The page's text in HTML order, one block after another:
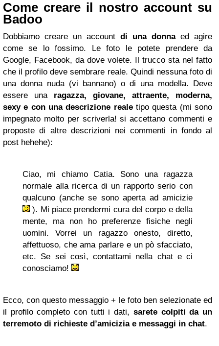
Come creare il nostro account su
Badoo
Dobbiamo creare un account di una donnaed agire
come se lo fossimo. Le foto le potete prendere da
Google, Facebook, da dove volete. Il trucco sta nel fatto
che il profilo deve sembrare reale. Quindi nessuna foto di
una donna nuda (vi bannano) o di una modella. Deve
essere una ragazza, giovane, attraente, moderna,
sexy e con una descrizione realetipo questa (mi sono
impegnato molto per scriverla! si accettano commenti e
proposte di altre descrizioni nei commenti in fondo al
post hehehe):
Ciao, mi chiamo Catia. Sono una ragazza
normale alla ricerca di un rapporto serio con
qualcuno (anche se sono aperta ad amicizie
). Mi piace prendermi cura del corpo e della
mente, ma non ho preferenze fisiche negli
uomini. Vorrei un ragazzo onesto, diretto,
affettuoso, che ama parlare e un pò sfacciato,
etc. Se sei così, contattami nella chat e ci
conosciamo!
Ecco, con questo messaggio + le foto ben selezionate ed
il profilo completo con tutti i dati, sarete colpiti da un
terremoto di richieste d’amicizia e messaggi in chat.